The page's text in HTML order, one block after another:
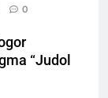
0
“Judol